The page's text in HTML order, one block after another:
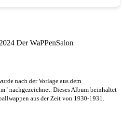
Der WaPPenSalon
nach der Vorlage aus dem
nachgezeichnet. Dieses Album beinhaltet
aus der Zeit von 1930-1931.